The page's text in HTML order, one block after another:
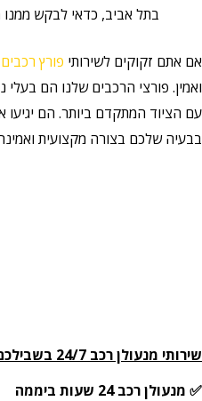
בתל אביב, כדאי לבקש
אם אתם זקוקים לשירותי פורץ רכבים
ואמין. פורצי הרכבים שלנו הם בעלי
עם הציוד המתקדם ביותר. הם יגיעו
בבעיה שלכם בצורה מקצועית
שירותי מנעולן רכב 24/7 בשבילכם!
✅ מנעולן רכב 24 שעות ביממה